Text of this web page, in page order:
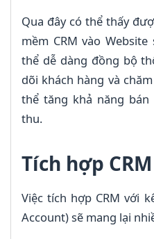
Qua đây có thể thấy
mềm CRM vào
thể dễ dàng đồng bộ
dõi khách hàng và
thể tăng khả năng
thu.
Tích hợp
Việc tích hợp CRM với
Account) sẽ mang lại